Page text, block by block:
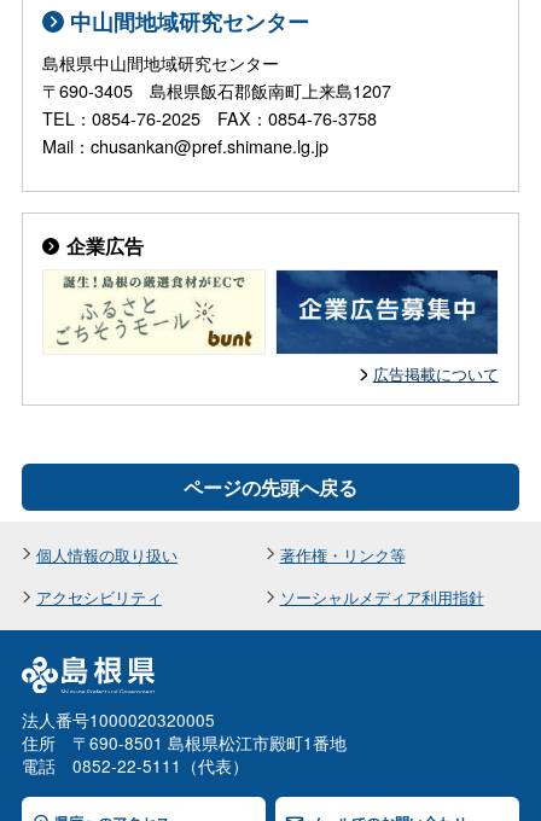
中山間地域研究センター
島根県中山間地域研究センター
〒690-3405 島根県飯石郡飯南町上来島1207
TEL：0854-76-2025 FAX：0854-76-3758
Mail：chusankan@pref.shimane.lg.jp
企業広告
広告掲載について
ページの先頭へ戻る
個人情報の取り扱い
著作権・リンク等
アクセシビリティ
ソーシャルメディア利用指針
法人番号1000020320005
住所 〒690-8501 島根県松江市殿町1番地
電話 0852-22-5111（代表）